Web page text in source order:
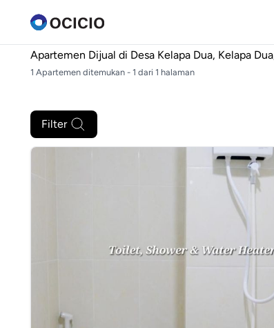
Apartemen Dijual di Desa Kelapa Dua, Kelapa
1 Apartemen ditemukan - 1 dari 1 halaman
Filter